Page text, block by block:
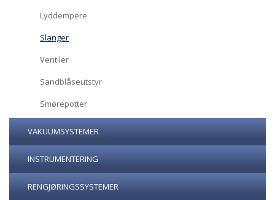
Lyddempere
Slanger
Ventiler
Sandblåseutstyr
Smørepotter
VAKUUMSYSTEMER
INSTRUMENTERING
RENGJØRINGSSYSTEMER